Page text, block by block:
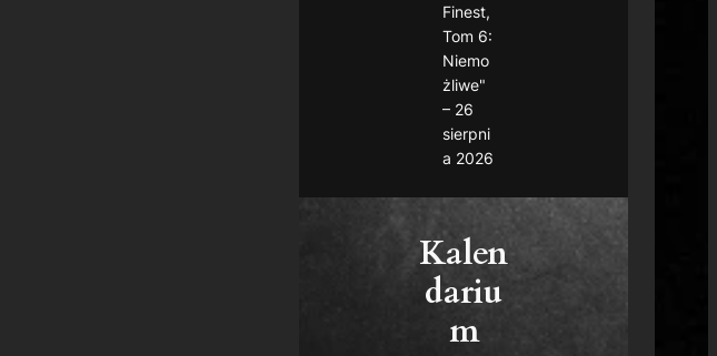
Finest,
Tom 6:
Niemo
żliwe"
– 26
sierpni
a 2026
Kalen
dariu
m